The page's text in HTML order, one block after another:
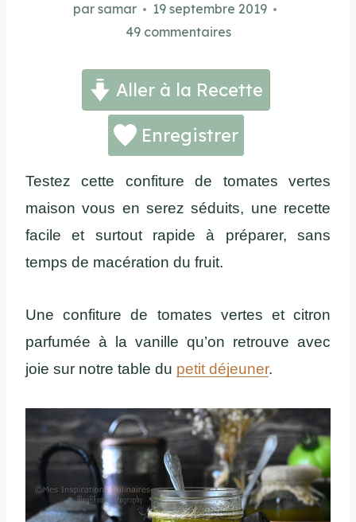
par samar
19 septembre 2019
49 commentaires
Aller à la Recette
Enregistrer
Testez cette confiture de tomates vertes
maison vous en serez séduits, une recette
facile et surtout rapide à préparer, sans
temps de macération du fruit.
Une confiture de tomates vertes et citron
parfumée à la vanille qu’on retrouve avec
joie sur notre table du petit déjeuner.